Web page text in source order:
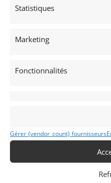
Statistiques
Marketing
Fonctionnalités
Gérer {vendor_count} fournisseurs
Imprint
CATÉGORIES D’ANNONCES
DRAGSTER
PIÈCES DÉTACHÉES
GARDER LE CONTACT